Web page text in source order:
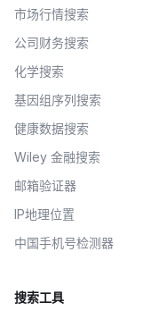
市场行情搜索
公司财务搜索
化学搜索
基因组序列搜索
健康数据搜索
Wiley 金融搜索
邮箱验证器
IP地理位置
中国手机号检测器
搜索工具